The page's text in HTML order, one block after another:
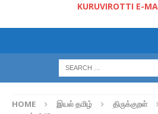
KURUVIROTTI E-
HOME இயல் தமிழ் திருக்குறள்